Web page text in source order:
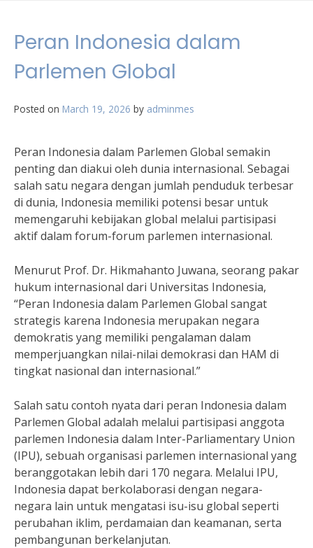
Peran Indonesia dalam
Parlemen Global
Posted on March 19, 2026 by adminmes
Peran Indonesia dalam Parlemen Global semakin
penting dan diakui oleh dunia internasional. Sebagai
salah satu negara dengan jumlah penduduk terbesar
di dunia, Indonesia memiliki potensi besar untuk
memengaruhi kebijakan global melalui partisipasi
aktif dalam forum-forum parlemen internasional.
Menurut Prof. Dr. Hikmahanto Juwana, seorang pakar
hukum internasional dari Universitas Indonesia,
“Peran Indonesia dalam Parlemen Global sangat
strategis karena Indonesia merupakan negara
demokratis yang memiliki pengalaman dalam
memperjuangkan nilai-nilai demokrasi dan HAM di
tingkat nasional dan internasional.”
Salah satu contoh nyata dari peran Indonesia dalam
Parlemen Global adalah melalui partisipasi anggota
parlemen Indonesia dalam Inter-Parliamentary Union
(IPU), sebuah organisasi parlemen internasional yang
beranggotakan lebih dari 170 negara. Melalui IPU,
Indonesia dapat berkolaborasi dengan negara-
negara lain untuk mengatasi isu-isu global seperti
perubahan iklim, perdamaian dan keamanan, serta
pembangunan berkelanjutan.